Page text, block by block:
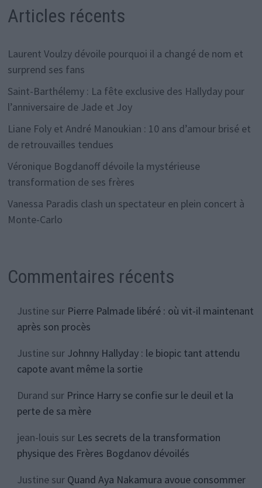
Articles récents
Laurent Voulzy dévoile pourquoi il a changé de nom et
surprend ses fans
Saint-Barthélemy : La fête exclusive des Hallyday pour
l’anniversaire de Jade et Joy
Liane Foly et André Manoukian : 10 ans d’amour brisé et
de retrouvailles tendues
Véronique Bogdanoff dévoile la mystérieuse
transformation de ses frères
Vanessa Paradis clash un spectateur en plein concert à
Monte-Carlo
Commentaires récents
Justinesur Pierre Palmade libéré : où vit-il maintenant
après son procès
Justinesur Johnny Hallyday : le biopic tant attendu
capote avant même la sortie
Durand sur Prince Harry se confie sur le deuil et la
perte de sa mère
jean-louis sur Les secrets de la transformation
physique des Frères Bogdanov dévoilés
Justinesur Quand Aya Nakamura avoue consommer